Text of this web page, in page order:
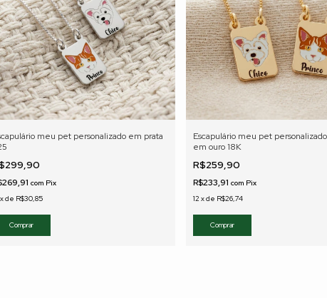
meu pet personalizado em prata
com Pix
xde R$30,85
Escapulário meu pet
em ouro 18K
R$259,90
R$233,91 com Pix
12 xde R$26,74